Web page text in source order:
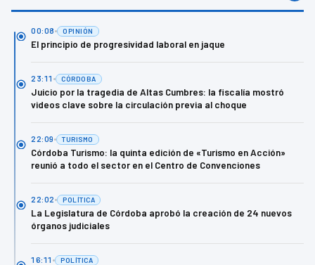
00:08 OPINIÓN
El principio de progresividad laboral en jaque
23:11 CÓRDOBA
Juicio por la tragedia de Altas Cumbres: la fiscalía mostró
videos clave sobre la circulación previa al choque
22:09 TURISMO
Córdoba Turismo: la quinta edición de «Turismo en Acción»
reunió a todo el sector en el Centro de Convenciones
22:02 POLÍTICA
La Legislatura de Córdoba aprobó la creación de 24 nuevos
órganos judiciales
16:11 POLÍTICA